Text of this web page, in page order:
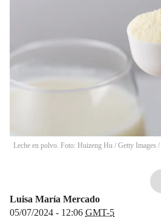
Leche en polvo. Foto: Huizeng Hu / Getty Images /
Luisa María Mercado
05/07/2024 - 12:06 GMT-5